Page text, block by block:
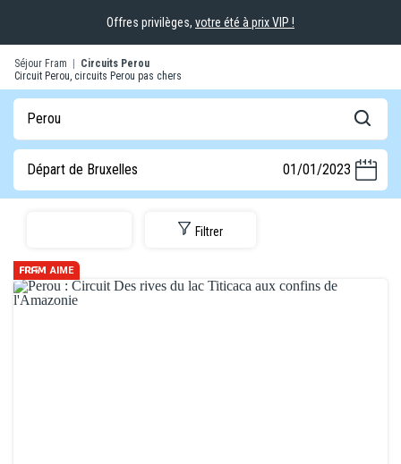
Offres privilèges, votre été à prix VIP !
Séjour Fram
Circuits Perou
Circuit Perou, circuits Perou pas chers
Perou
Départ de Bruxelles 01/01/2023
Filtrer
AIME